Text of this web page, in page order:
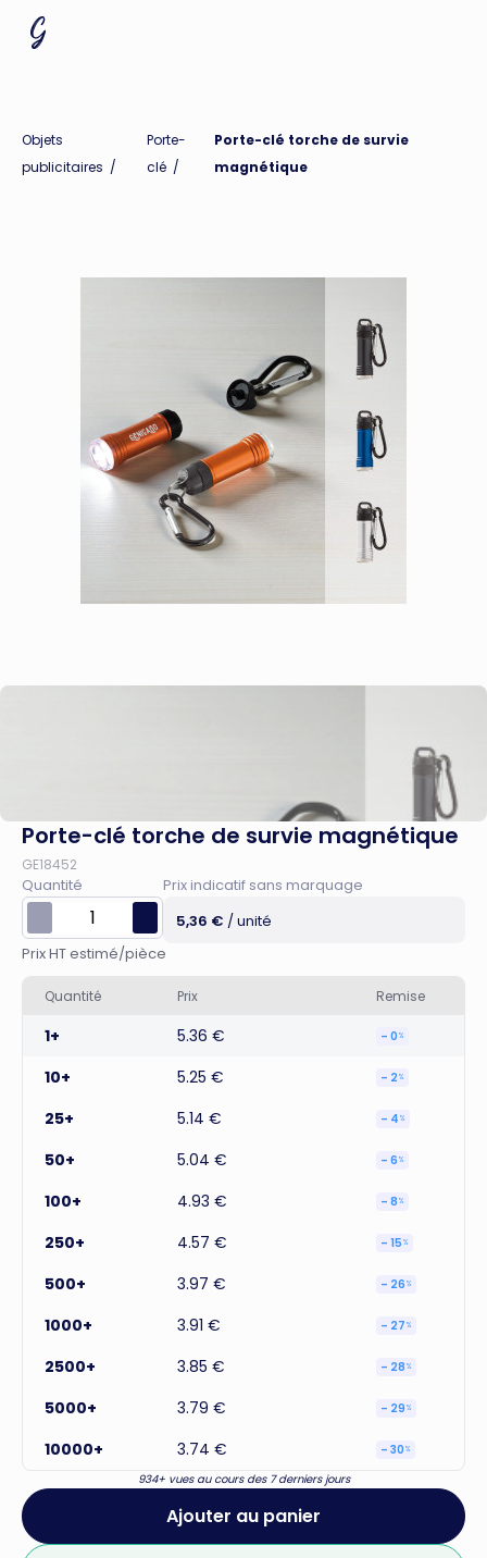
Objets
publicitaires /
Porte-
clé /
Porte-clé torche de survie
magnétique
Porte-clé torche de survie magnétique
GE18452
Quantité
Prix indicatif sans marquage
5,36 € / unité
Prix HT estimé/pièce
Quantité Prix Remise
1+ 5.36 € – 0 %
10+ 5.25 € – 2 %
25+ 5.14 € – 4 %
50+ 5.04 € – 6 %
100+ 4.93 € – 8 %
250+ 4.57 € – 15 %
500+ 3.97 € – 26 %
1000+ 3.91 € – 27 %
2500+ 3.85 € – 28 %
5000+ 3.79 € – 29 %
10000+ 3.74 € – 30 %
934+ vues au cours des 7 derniers jours
Ajouter au panier